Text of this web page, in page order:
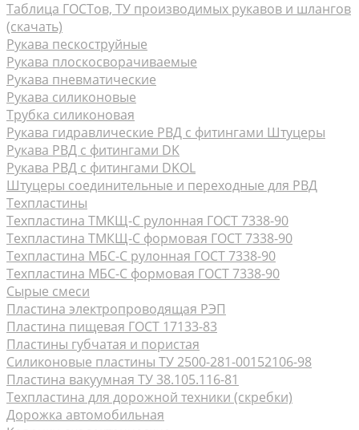
Таблица ГОСТов, ТУ производимых рукавов и шлангов
(скачать)
Рукава пескоструйные
Рукава плоскосворачиваемые
Рукава пневматические
Рукава силиконовые
Трубка силиконовая
Рукава гидравлические РВД с фитингами Штуцеры
Рукава РВД с фитингами DK
Рукава РВД с фитингами DKOL
Штуцеры соединительные и переходные для РВД
Техпластины
Техпластина ТМКЩ-С рулонная ГОСТ 7338-90
Техпластина ТМКЩ-С формовая ГОСТ 7338-90
Техпластина МБС-С рулонная ГОСТ 7338-90
Техпластина МБС-С формовая ГОСТ 7338-90
Сырые смеси
Пластина электропроводящая РЭП
Пластина пищевая ГОСТ 17133-83
Пластины губчатая и пористая
Силиконовые пластины ТУ 2500-281-00152106-98
Пластина вакуумная ТУ 38.105.116-81
Техпластина для дорожной техники (скребки)
Дорожка автомобильная